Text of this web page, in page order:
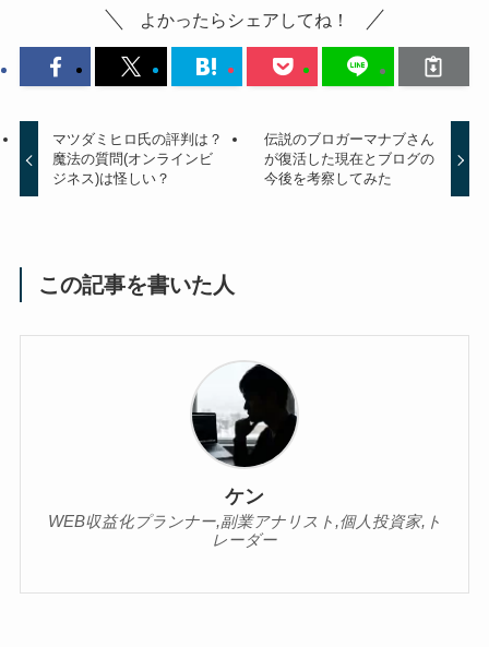
よかったらシェアしてね！
マツダミヒロ氏の評判は？
魔法の質問(オンラインビ
ジネス)は怪しい？
伝説のブロガーマナブさん
が復活した現在とブログの
今後を考察してみた
この記事を書いた人
ケン
WEB収益化プランナー,副業アナリスト,個人投資家,ト
レーダー